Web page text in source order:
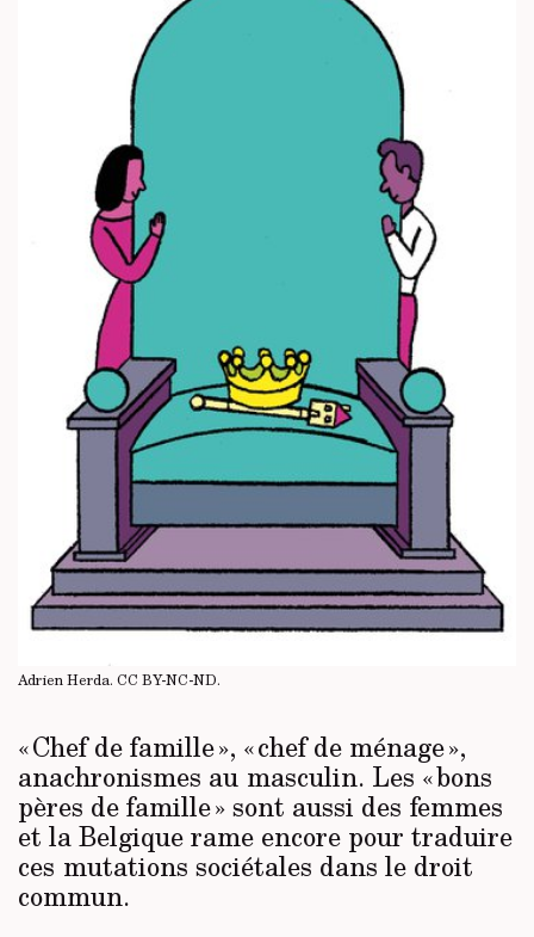
Adrien Herda. CC BY-NC-ND.
« Chef de famille », « chef de ménage »,
anachronismes au masculin. Les « bons
pères de famille » sont aussi des femmes
et la Belgique rame encore pour traduire
ces mutations sociétales dans le droit
commun.